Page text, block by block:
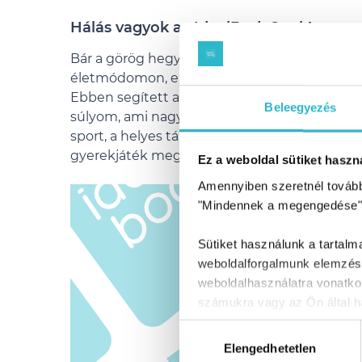
Beleegyezés
Ez a weboldal sütiket
Amennyiben szeretnél
"Mindennek a
Sütiket használunk a
weboldalforgalmunk
weboldalhasználatra
számukra vagy az Ön által
kiválasztásaElengedhetetlen
Hálás vagyok az IdealBody®nak!
Bár a görög hegyi túra után ugyan megvolt
életmódomon, eredményt azonban csak
Ebben segített az IdealBody®. Segítségével
súlyom, ami nagyban megkönnyítette az
sport, a helyes táplálkozás elveit követve,
gyerekjáték megtartani a súlyom. Végre